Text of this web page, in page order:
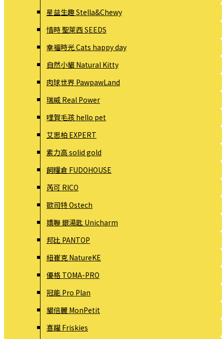
星益生趣 Stella&Chewy
惜時 聖萊西 SEEDS
幸福時光 Cats happy day
自然小貓 Natural Kitty
肉球世界 PawpawLand
瑞威 Real Power
哩賀毛孩 hello pet
艾思柏 EXPERT
素力高 solid gold
飼糧倉 FUDOHOUSE
芮可 RICO
歐司特 Ostech
嬌聯 銀湯匙 Unicharm
邦比 PANTOP
紐崔克 NatureKE
優格 TOMA-PRO
冠能 Pro Plan
貓倍麗 MonPetit
喜躍 Friskies